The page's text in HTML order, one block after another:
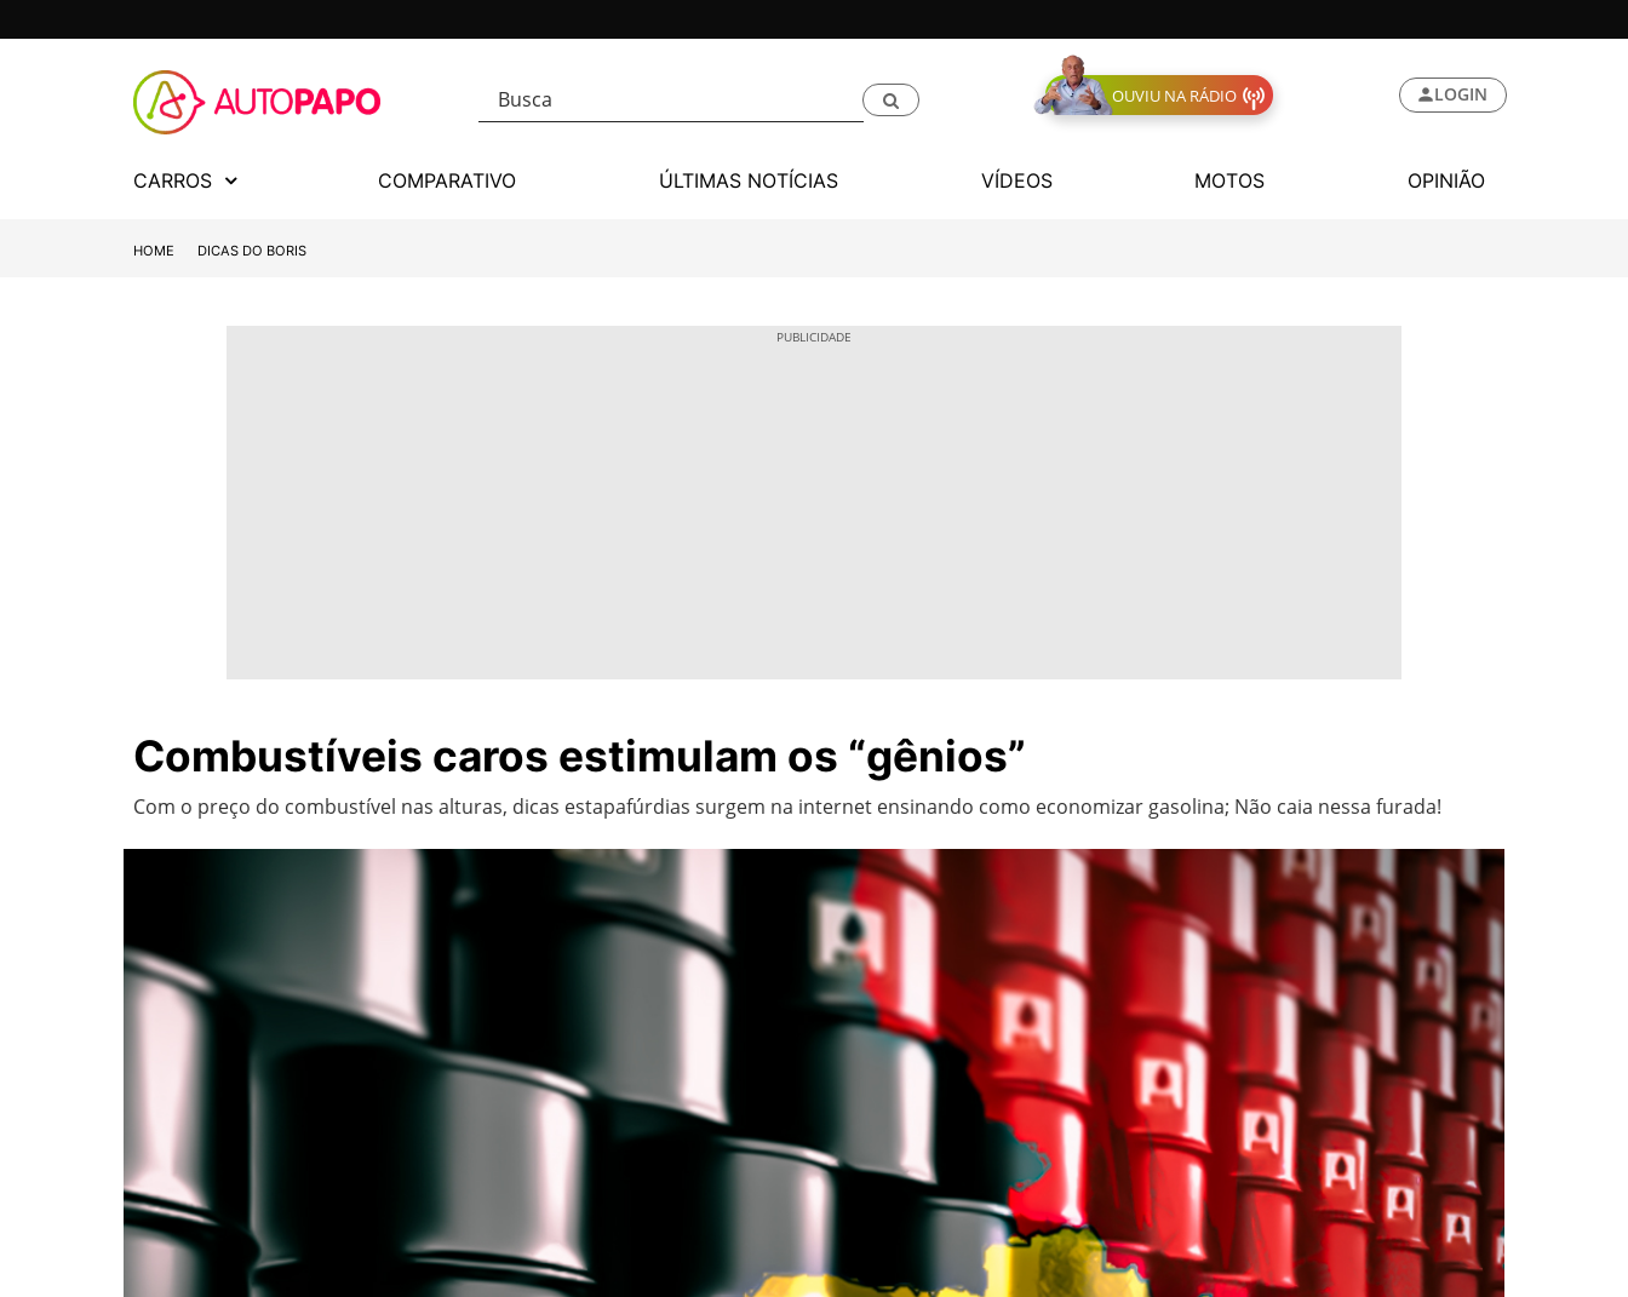
OUVIU NA RÁDIO LOGIN
CARROS COMPARATIVO ÚLTIMAS NOTÍCIAS VÍDEOS MOTOS OPINIÃO
HOME DICAS DO BORIS
Combustíveis caros estimulam os “gênios”
Com o preço do combustível nas alturas, dicas estapafúrdias surgem na internet ensinando como economizar gasolina; Não caia nessa furada!